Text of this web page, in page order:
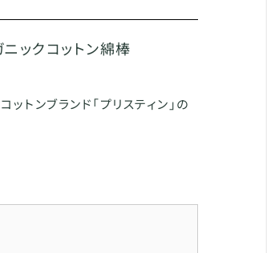
ニックコットン綿棒
トンブランド「プリスティン」の